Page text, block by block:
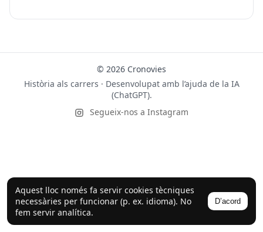
Aquest lloc només fa servir cookies tècniques
necessàries per funcionar (p. ex. idioma). No
fem servir analítica.
D’acord
© 2026 Cronovies
Història als carrers · Desenvolupat amb l’ajuda de la IA
(ChatGPT).
Segueix-nos a Instagram